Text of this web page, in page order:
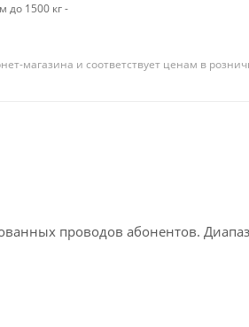
до 1500 кг -
магазина и соответствует ценам в
проводов абонентов.